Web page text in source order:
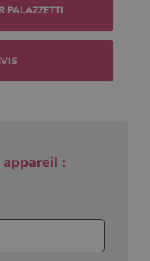
PALAZZETTI
: